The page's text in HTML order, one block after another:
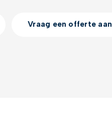
Vraag een offerte aan